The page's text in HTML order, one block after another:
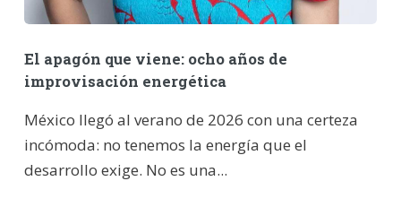
El apagón que viene: ocho años de
improvisación energética
México llegó al verano de 2026 con una certeza
incómoda: no tenemos la energía que el
desarrollo exige. No es una...